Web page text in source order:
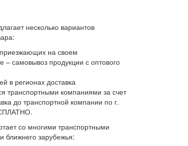
несколько вариантов
на своем
– самовывоз продукции с оптового
в регионах доставка
транспортными компаниями за счет
до транспортной компании по г.
со многими транспортными
ближнего зарубежья: